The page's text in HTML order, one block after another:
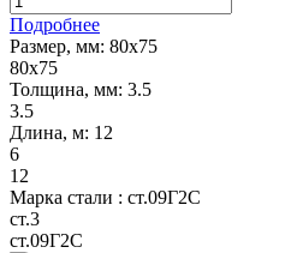
Подробнее
Размер, мм: 80х75
80х75
Толщина, мм: 3.5
3.5
Длина, м: 12
6
12
Марка стали : ст.09Г2С
ст.3
ст.09Г2С